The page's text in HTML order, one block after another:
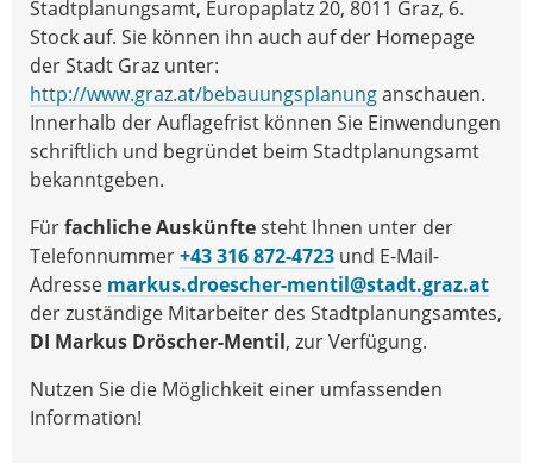
Stadtplanungsamt, Europaplatz 20, 8011 Graz, 6.
Stock auf. Sie können ihn auch auf der Homepage
der Stadt Graz unter:
http://www.graz.at/bebauungsplanunganschauen.
Innerhalb der Auflagefrist können Sie Einwendungen
schriftlich und begründet beim Stadtplanungsamt
bekanntgeben.
Fürfachliche Auskünftesteht Ihnen unter der
Telefonnummer+43 316 872-4723 und E-Mail-
Adresse markus.droescher-mentil@stadt.graz.at
der zuständige Mitarbeiter des Stadtplanungsamtes,
DI Markus Dröscher-Mentil, zur Verfügung.
Nutzen Sie die Möglichkeit einer umfassenden
Information!